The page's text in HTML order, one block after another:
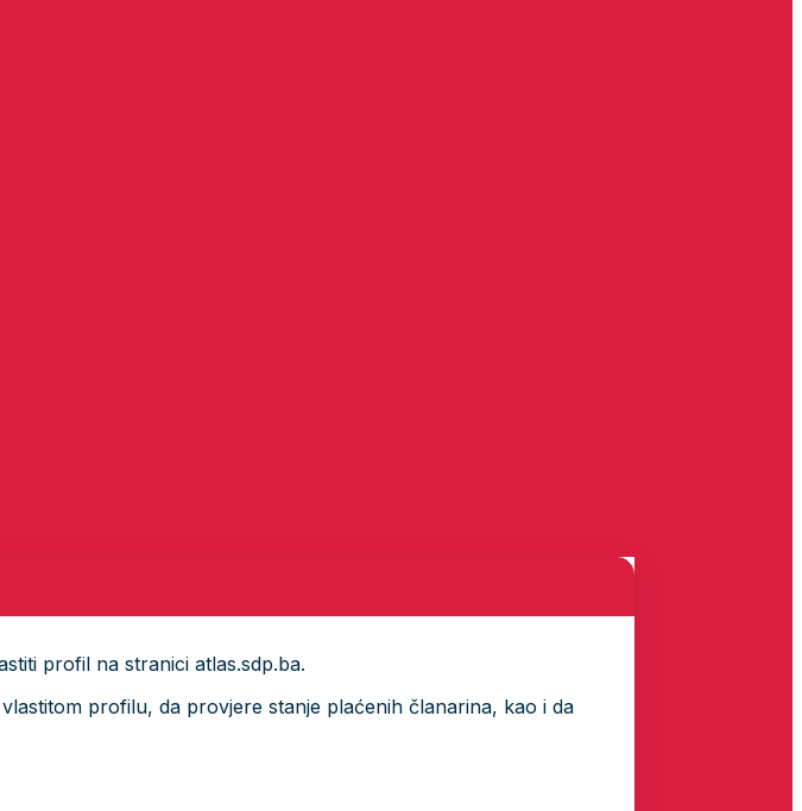
profil na stranici atlas.sdp.ba.
profilu, da provjere stanje plaćenih članarina, kao i da